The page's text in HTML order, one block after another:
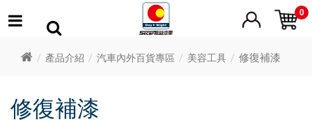
0
產品介紹 汽車內外百貨專區 美容工具 修復補漆
修復補漆